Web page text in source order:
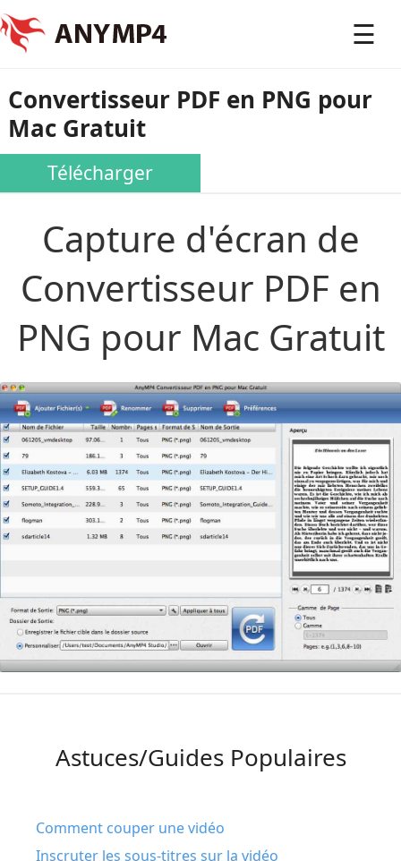
☰
Convertisseur PDF en PNG pour
Mac Gratuit
Télécharger
Capture d'écran de
Convertisseur PDF en
PNG pour Mac Gratuit
Astuces/Guides Populaires
Comment couper une vidéo
Inscruter les sous-titres sur la vidéo